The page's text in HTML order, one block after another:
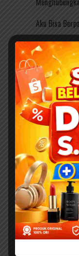
Aku Bisa
Cara Makhluk
Belajar
Belajar
Inggris
Kisah Aira
Kebiasaan
Kisah
Sebutir
Orang Lain
Hadits
Mengenal